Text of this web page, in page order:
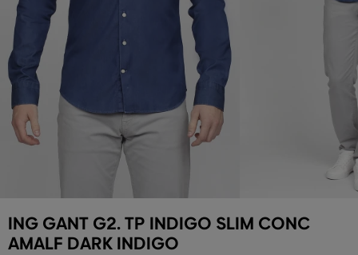
ING GANT G2. TP INDIGO SLIM CONC
AMALF DARK INDIGO